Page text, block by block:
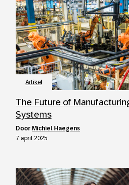
Artikel
The Future of
Systems
door Michiel Haegens
7 april 2025